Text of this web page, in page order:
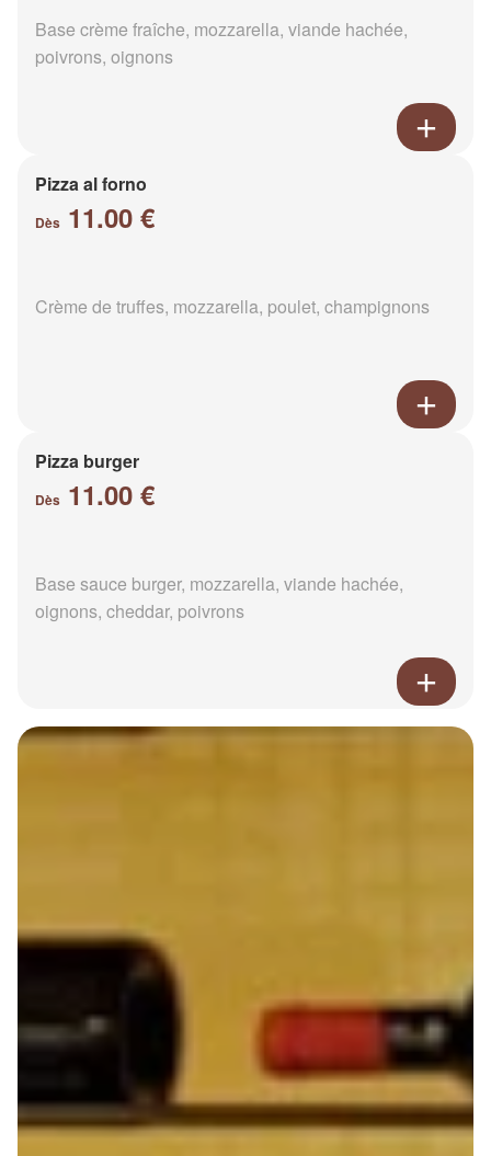
Base crème fraîche, mozzarella, viande hachée,
poivrons, oignons
Pizza al forno
Dès 11.00 €
Crème de truffes, mozzarella, poulet, champignons
Pizza burger
Dès 11.00 €
Base sauce burger, mozzarella, viande hachée,
oignons, cheddar, poivrons